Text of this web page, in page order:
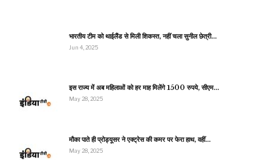
भारतीय टीम को थाईलैंड से मिली शिकस्त, नहीं चला सुनील छेत्री…
Jun 4, 2025
इस राज्य में अब महिलाओं को हर माह मिलेंगे 1500 रुपये, सीएम…
May 28, 2025
मौका पाते ही प्रोड्यूसर ने एक्ट्रेस की कमर पर फेरा हाथ, वहीं…
May 28, 2025